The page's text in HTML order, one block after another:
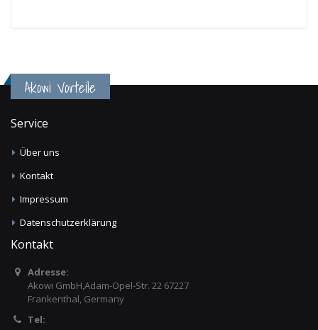
Akowi Vorteile
Service
Über uns
Kontakt
Impressum
Datenschutzerklärung
Kontakt
Adresse:
Akowi GmbH,Adam-Opel-Str. 22 67227
Frankenthal, Germany
Tel: